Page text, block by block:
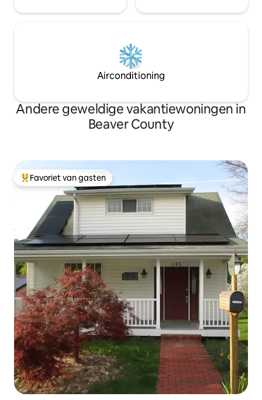
Airconditioning
Andere geweldige vakantiewoningen in
Beaver County
Topfavoriet van gasten
Favoriet van gasten